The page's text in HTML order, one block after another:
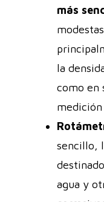
más
la
como en
sencillo,
agua y